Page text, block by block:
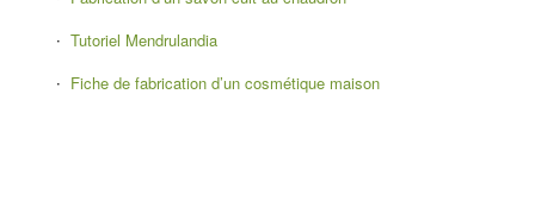
Tutoriel Mendrulandia
Fiche de fabrication d’un cosmétique maison